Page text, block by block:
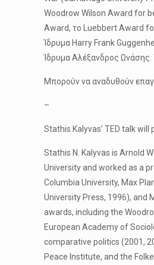
Woodrow Wilson Award for
Award, το Luebbert Award
Ίδρυμα Harry Frank
Ίδρυμα Αλέξανδρος
Μπορούν να αναδυθούν
–
Stathis Kalyvas’ TED talk
Stathis N. Kalyvas is Arnold
University and worked as a
Columbia University, Max
University Press, 1996), and
awards, including the
European Academy of
comparative politics (2001,
Peace Institute, and the